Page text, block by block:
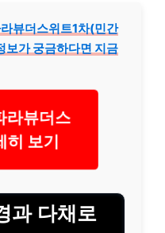
뷰더스위트1차(민간
보가 궁금하다면 지금
뷰더스
히 보기
과 다채로